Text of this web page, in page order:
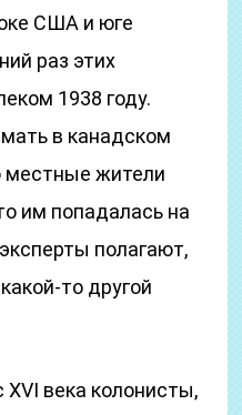
США и юге
раз этих
1938 году.
в канадском
местные жители
им попадалась на
полагают,
то другой
века колонисты,